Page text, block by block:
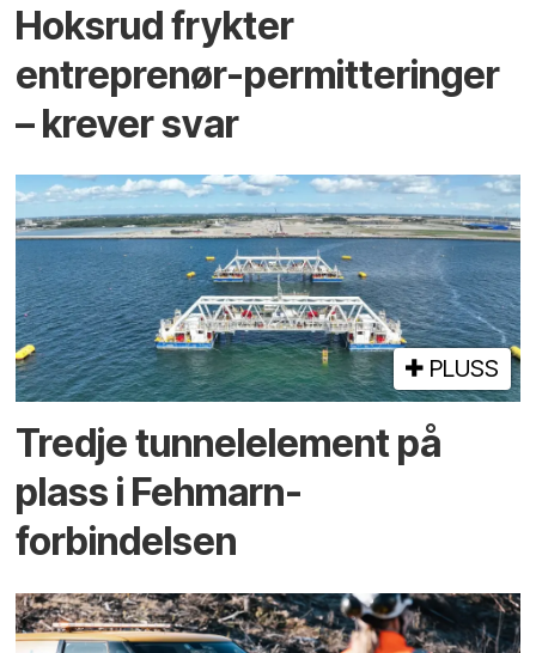
Hoksrud frykter
entreprenør-permitteringer
– krever svar
PLUSS
Tredje tunnel­element på
plass i Fehmarn-
forbindelsen